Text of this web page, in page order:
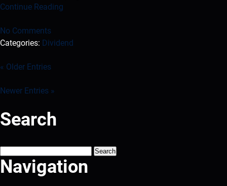
Continue Reading
No Comments
Categories: Dividend
« Older Entries
Newer Entries »
Search
Search
for:
Navigation